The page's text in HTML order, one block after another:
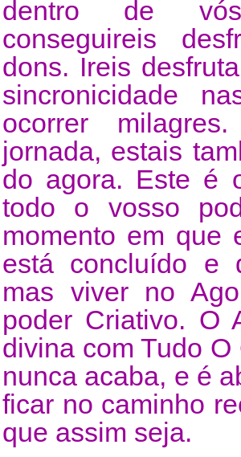
dentro de
conseguireis
dons. Ireis
sincronicidade
ocorrer
jornada, estais
do agora. Este é
todo o vosso
momento em que
está concluído e
mas viver no
poder Criativo. O
divina com Tudo
nunca acaba, e é
ficar no caminho
que assim seja.